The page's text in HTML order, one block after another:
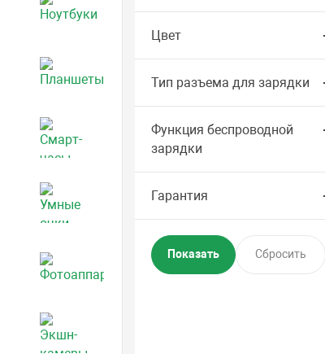
Смарт-часы и фитнес-браслеты
Умные очки
Фотоаппараты
Цвет
Тип разъема для зарядки
Функция беспроводной
зарядки
Гарантия